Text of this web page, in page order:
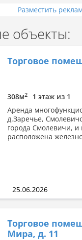
Разместить
объекты:
Торговое
308м2
1 этаж из 1
Аренда
д.Заречье,
города Смолевичи, и
расположена
25.06.2026
Торговое
Мира, д. 11